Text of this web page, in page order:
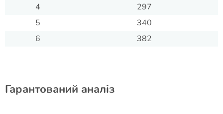
4
297
5
340
6
382
Гарантований аналіз